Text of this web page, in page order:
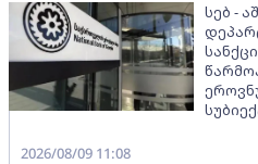
სებ -
2026/08/09 11:08